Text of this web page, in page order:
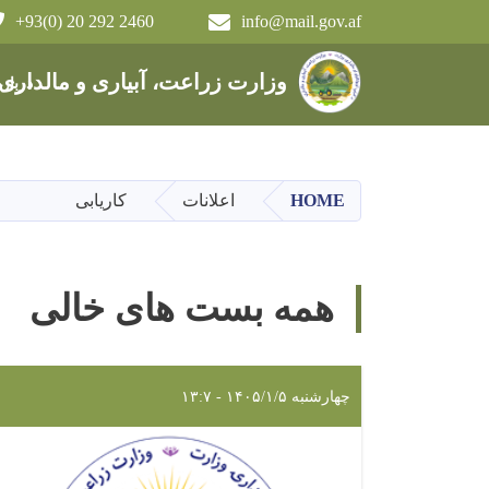
وزارت زراعت، آبیاری و
info@mail.gov.af
+93(0) 20 292 2460
Main navigation
HOME اعلانات کاریابی
همه بست های خالی
چهارشنبه ۱۴۰۵/۱/۵ - ۱۳:۷